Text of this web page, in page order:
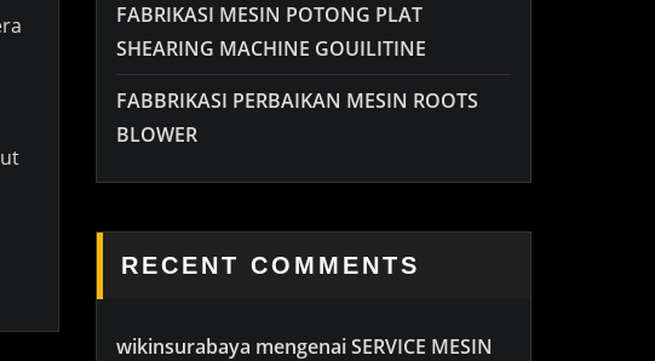
FABRIKASI MESIN POTONG PLAT
SHEARING MACHINE GOUILITINE
FABBRIKASI PERBAIKAN MESIN ROOTS
BLOWER
RECENT COMMENTS
wikinsurabaya mengenaiSERVICE MESIN